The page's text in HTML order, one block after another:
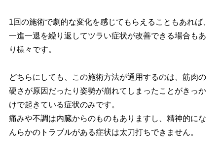
1回の施術で劇的な変化を感じてもらえることもあれば、
一進一退を繰り返してツラい症状が改善できる場合もあ
り様々です。
どちらにしても、この施術方法が通用するのは、筋肉の
硬さが原因だったり姿勢が崩れてしまったことがきっか
けで起きている症状のみです。
痛みや不調は内臓からのものもありますし、精神的にな
んらかのトラブルがある症状は太刀打ちできません。